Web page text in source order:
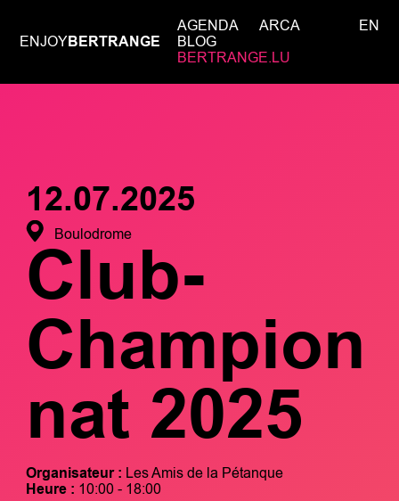
ENJOYBERTRANGE
AGENDA
ARCA
BLOG
BERTRANGE.LU
EN
12.07.2025
Boulodrome
Club-
Champion
nat 2025
Organisateur : Les Amis de la Pétanque
Heure : 10:00 - 18:00